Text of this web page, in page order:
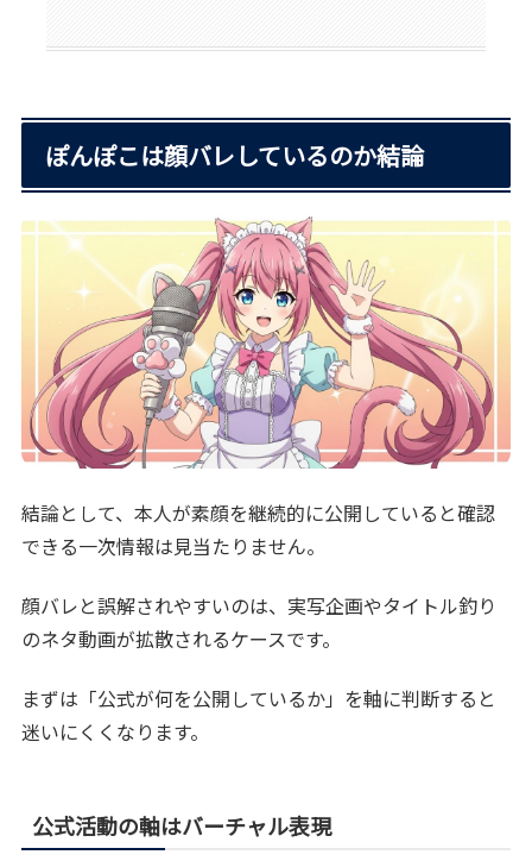
ぽんぽこは顔バレしているのか結論
結論として、本人が素顔を継続的に公開していると確認
できる一次情報は見当たりません。
顔バレと誤解されやすいのは、実写企画やタイトル釣り
のネタ動画が拡散されるケースです。
まずは「公式が何を公開しているか」を軸に判断すると
迷いにくくなります。
公式活動の軸はバーチャル表現